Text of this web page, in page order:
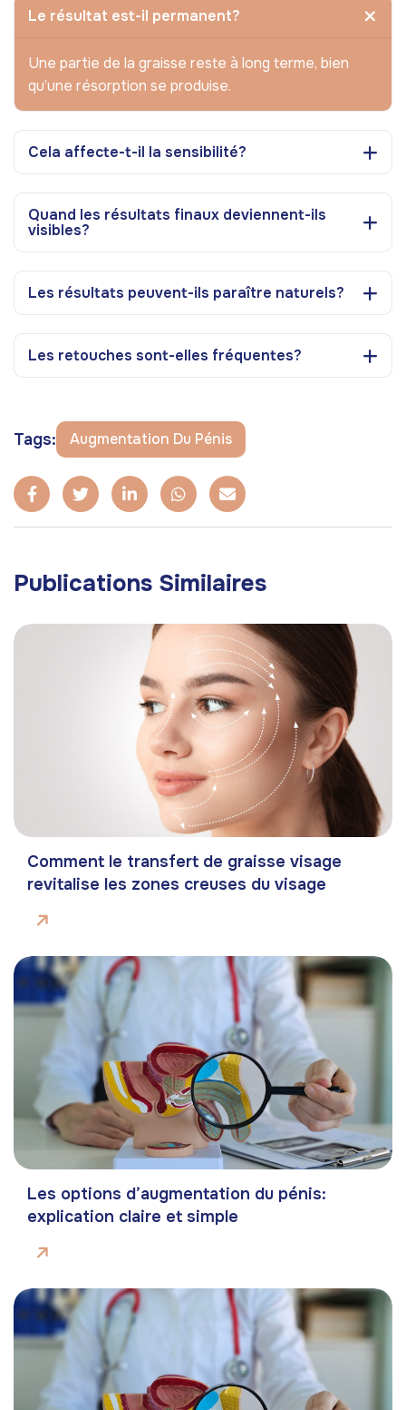
Le résultat est-il permanent?
Une partie de la graisse reste à long terme, bien
qu’une résorption se produise.
Cela affecte-t-il la sensibilité?
Quand les résultats finaux deviennent-ils
visibles?
Les résultats peuvent-ils paraître naturels?
Les retouches sont-elles fréquentes?
Tags: Augmentation Du Pénis
Publications Similaires
Comment le transfert de graisse visage
revitalise les zones creuses du visage
Les options d’augmentation du pénis:
explication claire et simple